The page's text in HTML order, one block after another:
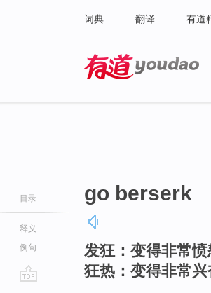
词典 翻译 有道
目录
释义
例句
go berserk
发狂：变得非常
狂热：变得非常兴